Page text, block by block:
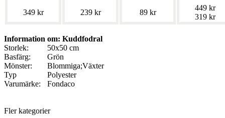
349 kr 239 kr 89 kr
449 kr
319 kr
Information om: Kuddfodral
Storlek:
50x50 cm
Basfärg:
Grön
Mönster:
Blommiga;Växter
Typ
Polyester
Varumärke:
Fondaco
Fler kategorier